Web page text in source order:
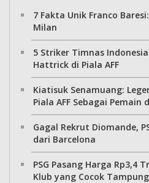
7 Fakta Unik Franco
Milan
5 Striker Timnas
Hattrick di Piala AFF
Kiatisuk Senamuang:
Piala AFF Sebagai Pemain
Gagal Rekrut Diomande,
dari Barcelona
PSG Pasang Harga Rp3,4
Klub yang Cocok